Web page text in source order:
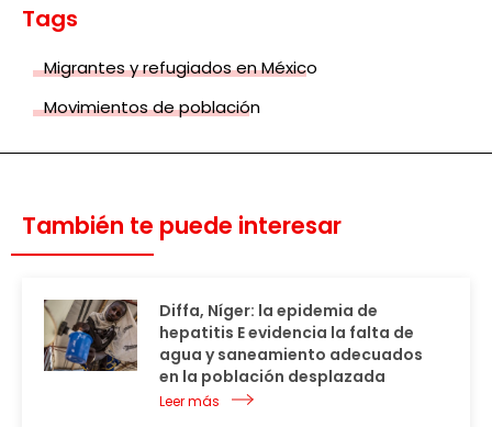
Tags
Migrantes y refugiados en México
Movimientos de población
También te puede interesar
Diffa, Níger: la epidemia de
hepatitis E evidencia la falta de
agua y saneamiento adecuados
en la población desplazada
Leer más